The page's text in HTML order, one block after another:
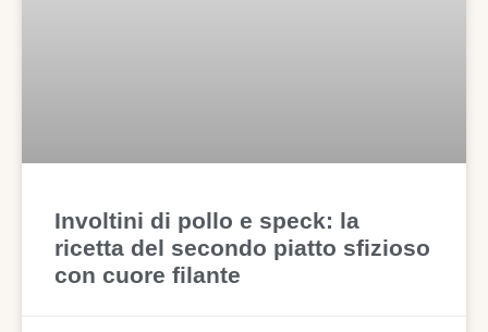
Involtini di pollo e speck: la
ricetta del secondo piatto sfizioso
con cuore filante